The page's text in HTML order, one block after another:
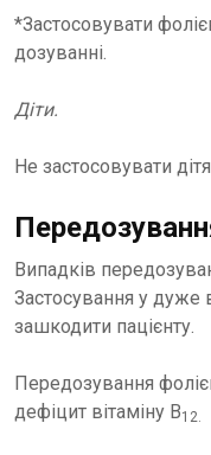
*Застосовувати
дозуванні.
Діти.
Не застосовувати
Випадків
Застосування у дуже
зашкодити пацієнту.
Передозування
дефіцит вітаміну В12.